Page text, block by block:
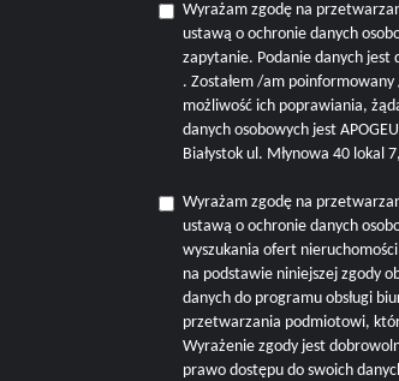
Wyrażam zgodę na
ustawą o ochronie danych
zapytanie. Podanie danych
. Zostałem /am
możliwość ich poprawiania,
danych osobowych jest
Białystok ul. Młynowa 40 lokal
Wyrażam zgodę na
ustawą o ochronie danych
wyszukania ofert
na podstawie niniejszej zgody
danych do programu obsługi
przetwarzania podmiotowi,
Wyrażenie zgody jest
prawo dostępu do swoich